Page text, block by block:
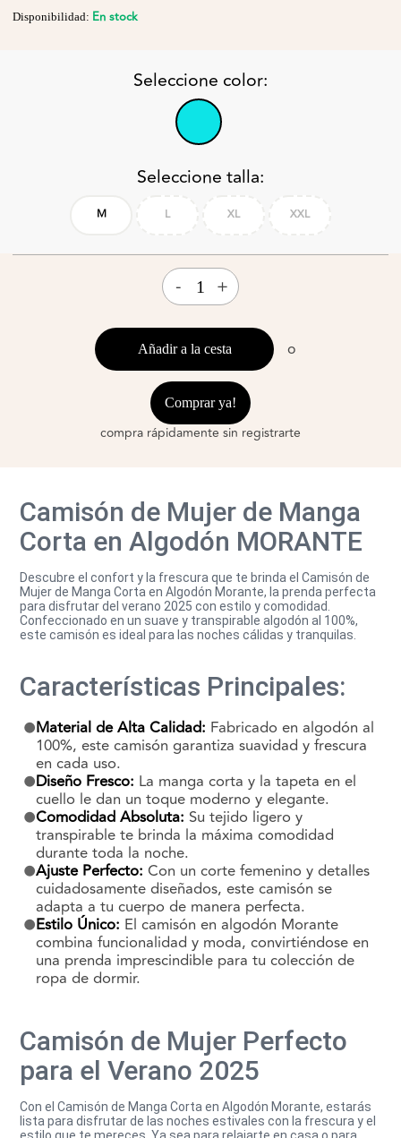
Disponibilidad: En stock
Seleccione color:
Seleccione talla:
M L XL XXL
- +
Añadir a la cesta o
Comprar ya!
compra rápidamente sin registrarte
Camisón de Mujer de Manga
Corta en Algodón MORANTE
Descubre el confort y la frescura que te brinda el Camisón de
Mujer de Manga Corta en Algodón Morante, la prenda perfecta
para disfrutar del verano 2025 con estilo y comodidad.
Confeccionado en un suave y transpirable algodón al 100%,
este camisón es ideal para las noches cálidas y tranquilas.
Características Principales:
Material de Alta Calidad: Fabricado en algodón al
100%, este camisón garantiza suavidad y frescura
en cada uso.
Diseño Fresco: La manga corta y la tapeta en el
cuello le dan un toque moderno y elegante.
Comodidad Absoluta: Su tejido ligero y
transpirable te brinda la máxima comodidad
durante toda la noche.
Ajuste Perfecto: Con un corte femenino y detalles
cuidadosamente diseñados, este camisón se
adapta a tu cuerpo de manera perfecta.
Estilo Único: El camisón en algodón Morante
combina funcionalidad y moda, convirtiéndose en
una prenda imprescindible para tu colección de
ropa de dormir.
Camisón de Mujer Perfecto
para el Verano 2025
Con el Camisón de Manga Corta en Algodón Morante, estarás
lista para disfrutar de las noches estivales con la frescura y el